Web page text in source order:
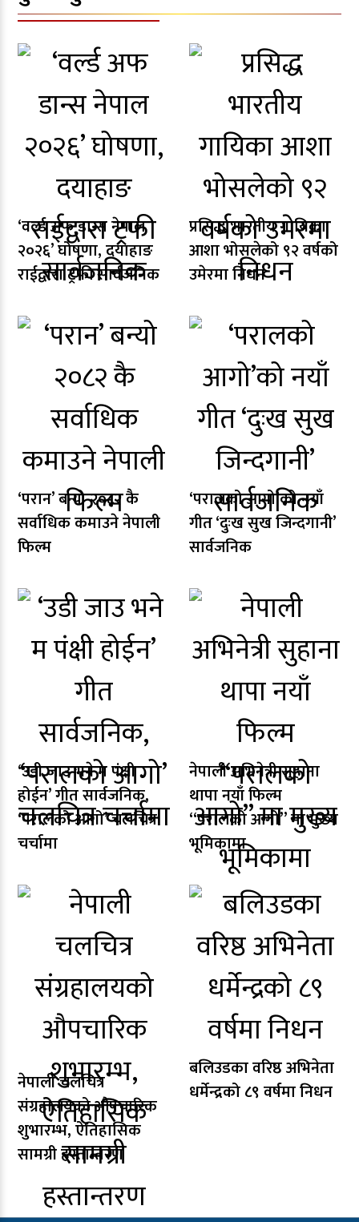
‘वर्ल्ड अफ डान्स नेपाल
२०२६’ घोषणा, दयाहाङ
राईद्वारा ट्रफी सार्वजनिक
प्रसिद्ध भारतीय गायिका
आशा भोसलेको ९२ वर्षको
उमेरमा निधन
‘परान’ बन्यो २०८२ कै
सर्वाधिक कमाउने नेपाली
फिल्म
‘परालको आगो’को नयाँ
गीत ‘दुःख सुख जिन्दगानी’
सार्वजनिक
‘उडी जाउ भने म पंक्षी
होईन’ गीत सार्वजनिक,
‘परालको आगो’ चलचित्र
चर्चामा
नेपाली अभिनेत्री सुहाना
थापा नयाँ फिल्म
“परालको आगो” मा मुख्य
भूमिकामा
नेपाली चलचित्र
संग्रहालयको औपचारिक
शुभारम्भ, ऐतिहासिक
सामग्री हस्तान्तरण
बलिउडका वरिष्ठ अभिनेता
धर्मेन्द्रको ८९ वर्षमा निधन